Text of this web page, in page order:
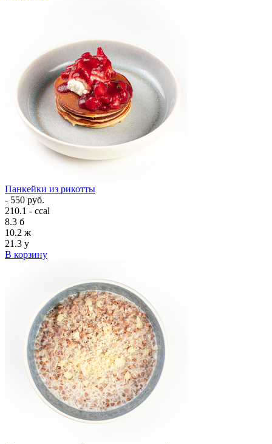
Панкейки из рикотты
- 550 руб.
210.1 - ccal
8.3 б
10.2 ж
21.3 у
В корзину